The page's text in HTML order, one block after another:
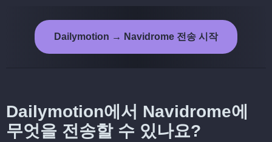
Dailymotion → Navidrome 전송 시작
Dailymotion에서 Navidrome에
무엇을 전송할 수 있나요?